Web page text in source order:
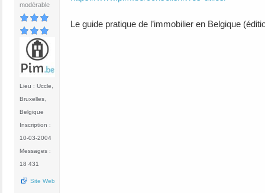
modérable
Lieu : Uccle,
Bruxelles,
Belgique
Inscription :
10-03-2004
Messages :
18 431
Site Web
Le guide pratique de l’immobilier en Belgique